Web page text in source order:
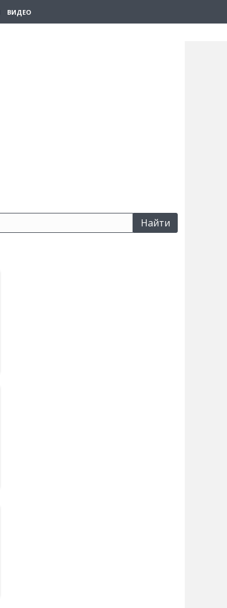
ВИДЕО
Найти